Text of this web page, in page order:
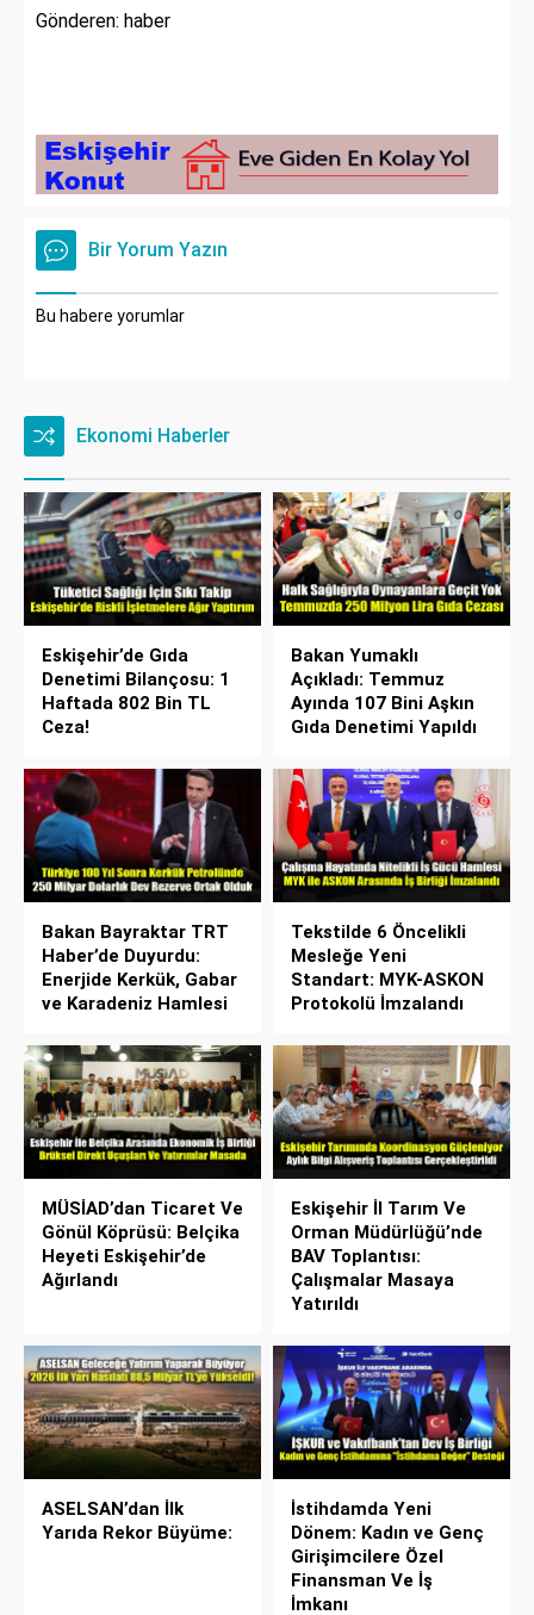
Gönderen: haber
Bir Yorum Yazın
Bu habere yorumlar
Ekonomi Haberler
Eskişehir’de Gıda
Denetimi Bilançosu: 1
Haftada 802 Bin TL
Ceza!
Bakan Yumaklı
Açıkladı: Temmuz
Ayında 107 Bini Aşkın
Gıda Denetimi Yapıldı
Bakan Bayraktar TRT
Haber’de Duyurdu:
Enerjide Kerkük, Gabar
ve Karadeniz Hamlesi
Tekstilde 6 Öncelikli
Mesleğe Yeni
Standart: MYK-ASKON
Protokolü İmzalandı
MÜSİAD’dan Ticaret Ve
Gönül Köprüsü: Belçika
Heyeti Eskişehir’de
Ağırlandı
Eskişehir İl Tarım Ve
Orman Müdürlüğü’nde
BAV Toplantısı:
Çalışmalar Masaya
Yatırıldı
ASELSAN’dan İlk
Yarıda Rekor Büyüme:
İstihdamda Yeni
Dönem: Kadın ve Genç
Girişimcilere Özel
Finansman Ve İş
İmkanı